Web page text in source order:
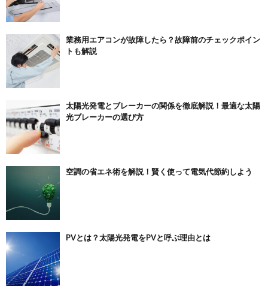
業務用エアコンが故障したら？故障前のチェックポイン
トも解説
太陽光発電とブレーカーの関係を徹底解説！最適な太陽
光ブレーカーの選び方
空調の省エネ術を解説！賢く使って電気代節約しよう
PVとは？太陽光発電をPVと呼ぶ理由とは